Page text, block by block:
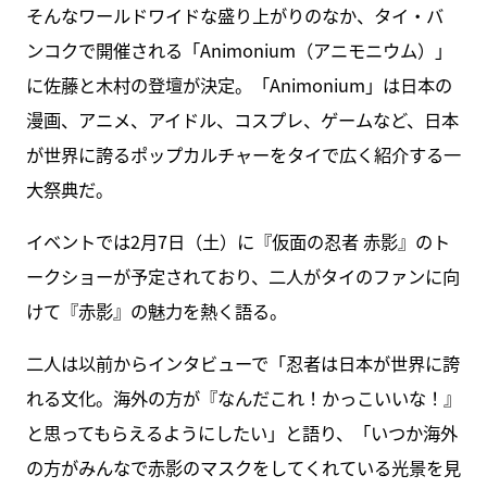
そんなワールドワイドな盛り上がりのなか、タイ・バ
ンコクで開催される「Animonium（アニモニウム）」
に佐藤と木村の登壇が決定。「Animonium」は日本の
漫画、アニメ、アイドル、コスプレ、ゲームなど、日本
が世界に誇るポップカルチャーをタイで広く紹介する一
大祭典だ。
イベントでは2月7日（土）に『仮面の忍者 赤影』のト
ークショーが予定されており、二人がタイのファンに向
けて『赤影』の魅力を熱く語る。
二人は以前からインタビューで「忍者は日本が世界に誇
れる文化。海外の方が『なんだこれ！かっこいいな！』
と思ってもらえるようにしたい」と語り、「いつか海外
の方がみんなで赤影のマスクをしてくれている光景を見